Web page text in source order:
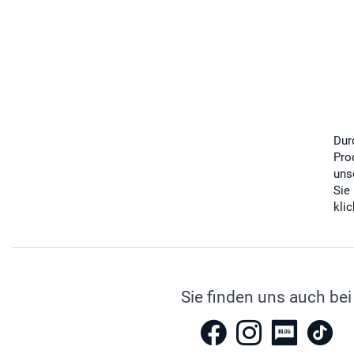
Sie
Sie finden uns auch bei